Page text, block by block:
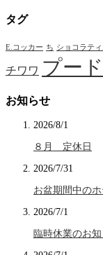
タグ
E.コッカー ち ショコラティ
チワワ プー
お知らせ
2026/8/1
８月 定休日
2026/7/31
お盆期間中の
2026/7/1
臨時休業のお